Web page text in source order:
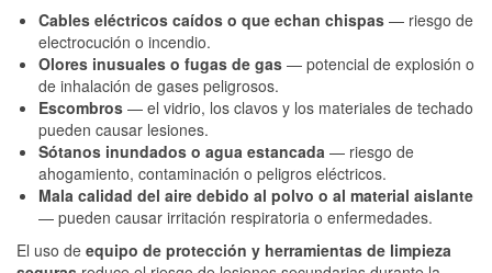
Cables eléctricos caídos o que echan chispas — riesgo de
electrocución o incendio.
Olores inusuales o fugas de gas — potencial de explosión o
de inhalación de gases peligrosos.
Escombros — el vidrio, los clavos y los materiales de techado
pueden causar lesiones.
Sótanos inundados o agua estancada — riesgo de
ahogamiento, contaminación o peligros eléctricos.
Mala calidad del aire debido al polvo o al material aislante
— pueden causar irritación respiratoria o enfermedades.
El uso de equipo de protección y herramientas de limpieza